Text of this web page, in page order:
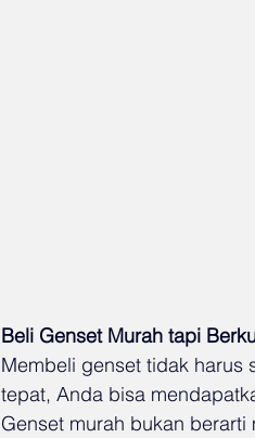
Beli Genset Murah tapi
Membeli genset tidak harus
tepat, Anda bisa
Genset murah bukan